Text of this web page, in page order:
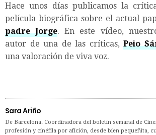
Hace unos días publicamos la
película biográfica sobre el actual
padre Jorge. En este vídeo,
autor de una de las críticas,Peio
una valoración de viva voz.
Sara Ariño
De Barcelona. Coordinadora del boletín semanal de
profesión y cinéfila por afición, desde bien pequeñita,